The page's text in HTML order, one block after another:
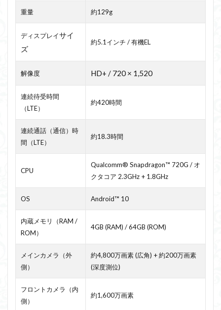
重量 約129g
ディスプレイサイ
ズ
約5.1インチ / 有機EL
解像度 HD+ / 720 × 1,520
連続待受時間
（LTE）
約420時間
連続通話（通信）時
間（LTE）
約18.3時間
CPU
Qualcomm® Snapdragon™ 720G / オ
クタコア 2.3GHz + 1.8GHz
OS Android™ 10
内蔵メモリ（RAM /
ROM）
4GB (RAM) / 64GB (ROM)
メインカメラ（外
側）
約4,800万画素 (広角) + 約200万画素
(深度測位)
フロントカメラ（内
側）
約1,600万画素